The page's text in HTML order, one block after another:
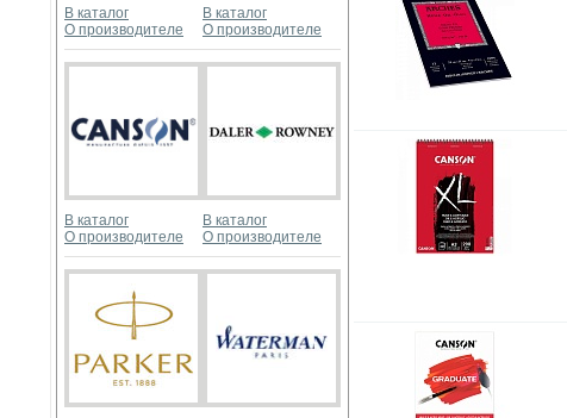
В каталог
О производителе
В каталог
О производителе
В каталог
О производителе
В каталог
О производителе